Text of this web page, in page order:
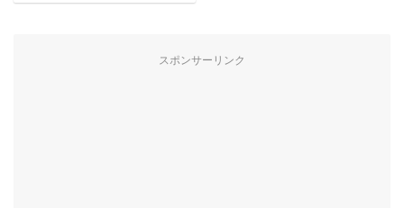
スポンサーリンク